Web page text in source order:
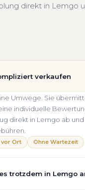
direkt in Lemgo
verkaufen
Umwege. Sie
individuelle
direkt in Lemgo ab
Ort Ohne Wartezeit
trotzdem in Lemgo